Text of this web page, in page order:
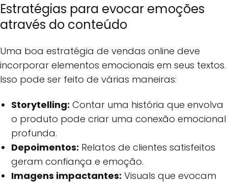
Estratégias para evocar emoções
através do conteúdo
Uma boa estratégia de vendas online deve
incorporar elementos emocionais em seus textos.
Isso pode ser feito de várias maneiras:
Storytelling: Contar uma história que envolva
o produto pode criar uma conexão emocional
profunda.
Depoimentos: Relatos de clientes satisfeitos
geram confiança e emoção.
Imagens impactantes: Visuals que evocam